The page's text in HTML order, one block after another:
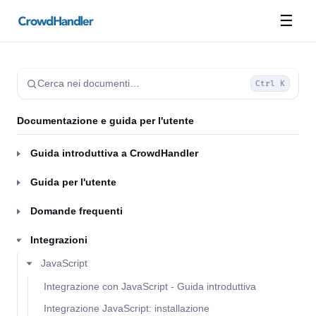
☰
Cerca nei documenti… Ctrl K
Documentazione e guida per l'utente
Guida introduttiva a CrowdHandler
Guida per l'utente
Domande frequenti
Integrazioni
JavaScript
Integrazione con JavaScript - Guida introduttiva
Integrazione JavaScript: installazione